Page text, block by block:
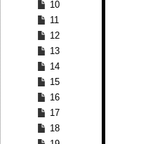
10
11
12
13
14
15
16
17
18